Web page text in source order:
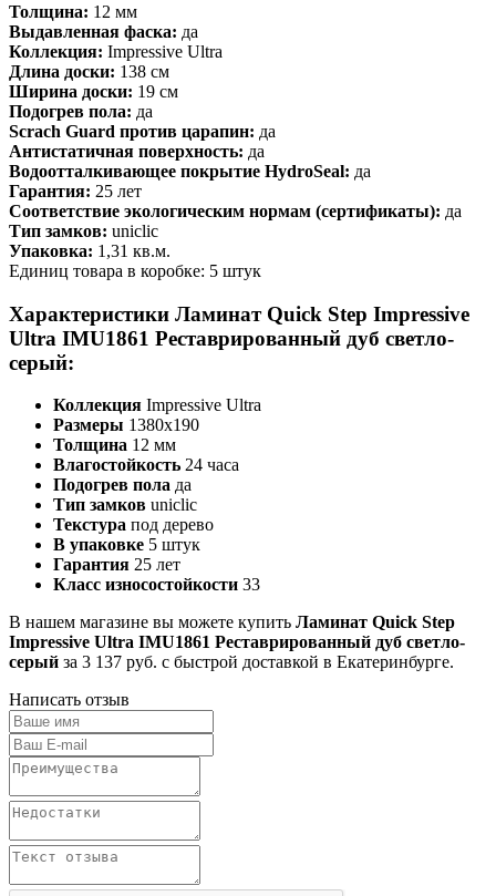
Толщина: 12 мм
Выдавленная фаска: да
Коллекция: Impressive Ultra
Длина доски: 138 см
Ширина доски: 19 см
Подогрев пола: да
Scrach Guard против царапин: да
Антистатичная поверхность: да
Водоотталкивающее покрытие HydroSeal: да
Гарантия: 25 лет
Соответствие экологическим нормам (сертификаты): да
Тип замков: uniclic
Упаковка: 1,31 кв.м.
Единиц товара в коробке: 5 штук
Характеристики Ламинат Quick Step Impressive
Ultra IMU1861 Реставрированный дуб светло-
серый:
Коллекция Impressive Ultra
Размеры 1380х190
Толщина 12 мм
Влагостойкость 24 часа
Подогрев пола да
Тип замков uniclic
Текстура под дерево
В упаковке 5 штук
Гарантия 25 лет
Класс износостойкости 33
В нашем магазине вы можете купить Ламинат Quick Step
Impressive Ultra IMU1861 Реставрированный дуб светло-
серый за 3 137 руб. с быстрой доставкой в Екатеринбурге.
Написать отзыв